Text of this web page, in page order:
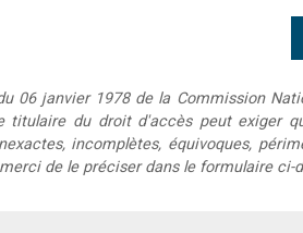
06 janvier 1978 de la Commission
titulaire du droit d'accès peut exiger
incomplètes, équivoques,
de le préciser dans le formulaire ci-